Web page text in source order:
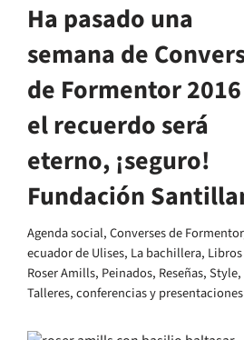
Ha pasado una
semana de
de Formentor
el recuerdo será
eterno, ¡seguro!
Fundación
Agenda social,Converses de Formentor
ecuador de Ulises, La bachillera, Libros
Roser Amills, Peinados, Reseñas,Style,
Talleres, conferencias y presentaciones